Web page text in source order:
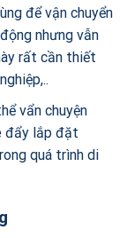
để vận chuyển
nhưng vẫn
rất cần thiết
vẩn chuyện
đẩy lắp đặt
quá trình di